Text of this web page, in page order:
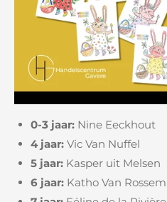
0-3 jaar:Nine Eeckhout
4 jaar:Vic Van Nuffel
5 jaar:Kasper uit Melsen
6 jaar:Katho Van Rossem